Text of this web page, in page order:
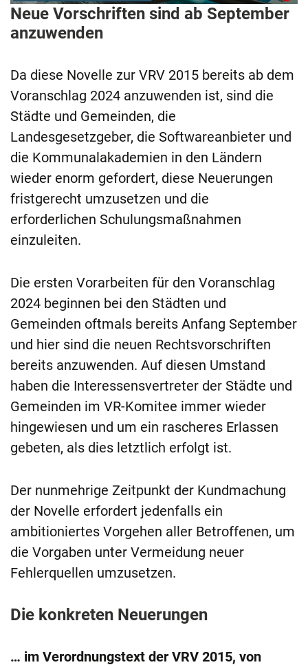
Neue Vorschriften sind ab September
anzuwenden
Da diese Novelle zur VRV 2015 bereits ab dem
Voranschlag 2024 anzuwenden ist, sind die
Städte und Gemeinden, die
Landesgesetzgeber, die Softwareanbieter und
die Kommunalakademien in den Ländern
wieder enorm gefordert, diese Neuerungen
fristgerecht umzusetzen und die
erforderlichen Schulungsmaßnahmen
einzuleiten.
Die ersten Vorarbeiten für den Voranschlag
2024 beginnen bei den Städten und
Gemeinden oftmals bereits Anfang September
und hier sind die neuen Rechtsvorschriften
bereits anzuwenden. Auf diesen Umstand
haben die Interessensvertreter der Städte und
Gemeinden im VR-Komitee immer wieder
hingewiesen und um ein rascheres Erlassen
gebeten, als dies letztlich erfolgt ist.
Der nunmehrige Zeitpunkt der Kundmachung
der Novelle erfordert jedenfalls ein
ambitioniertes Vorgehen aller Betroffenen, um
die Vorgaben unter Vermeidung neuer
Fehlerquellen umzusetzen.
Die konkreten Neuerungen
… im Verordnungstext der VRV 2015, von